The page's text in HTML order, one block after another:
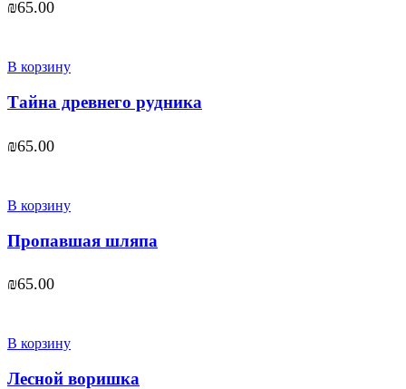
₪65.00
В корзину
Тайна древнего рудника
₪65.00
В корзину
Пропавшая шляпа
₪65.00
В корзину
Лесной воришка